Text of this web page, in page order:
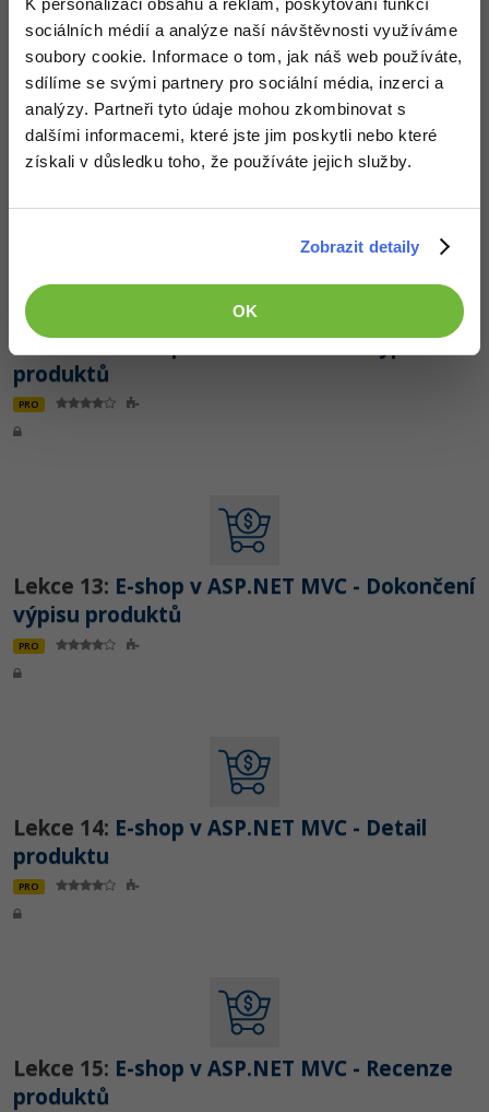
K personalizaci obsahu a reklam, poskytování funkcí
sociálních médií a analýze naší návštěvnosti využíváme
soubory cookie. Informace o tom, jak náš web používáte,
sdílíme se svými partnery pro sociální média, inzerci a
analýzy. Partneři tyto údaje mohou zkombinovat s
dalšími informacemi, které jste jim poskytli nebo které
získali v důsledku toho, že používáte jejich služby.
Zobrazit detaily
OK
Lekce 11:E-shop v ASP.NET MVC - Práce s
obrázky - dokončení
PRO
Lekce 12:E-shop v ASP.NET MVC - Výpis
produktů
PRO
Lekce 13: E-shop v ASP.NET MVC - Dokončení
výpisu produktů
PRO
Lekce 14: E-shop v ASP.NET MVC - Detail
produktu
PRO
Lekce 15: E-shop v ASP.NET MVC - Recenze
produktů